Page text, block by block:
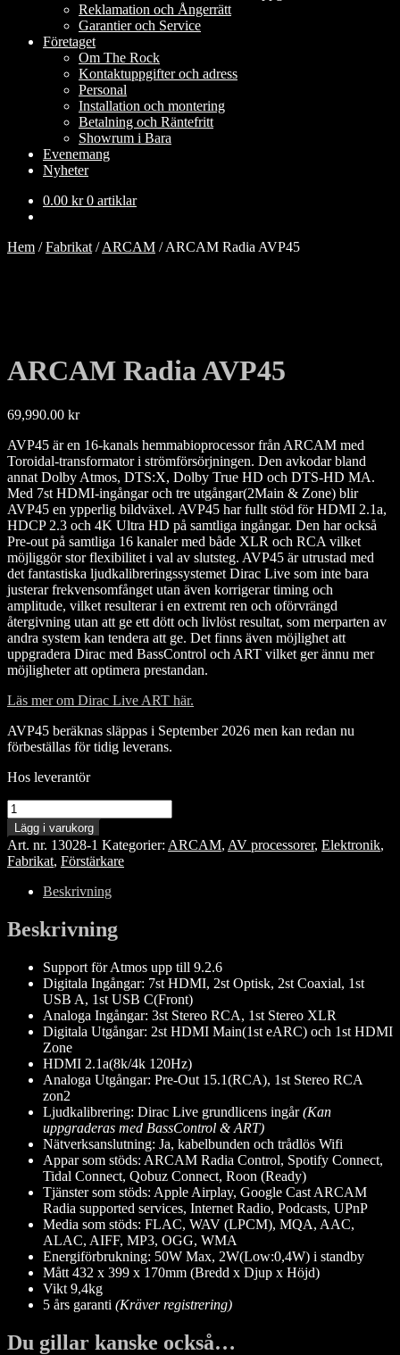
Reklamation och Ångerrätt
Garantier och Service
Företaget
Om The Rock
Kontaktuppgifter och adress
Personal
Installation och montering
Betalning och Räntefritt
Showrum i Bara
Evenemang
Nyheter
0.00 kr 0 artiklar
Hem /Fabrikat /ARCAM /ARCAM Radia AVP45
ARCAM Radia AVP45
69,990.00 kr
AVP45 är en 16-kanals hemmabioprocessor från ARCAM med
Toroidal-transformator i strömförsörjningen. Den avkodar bland
annat Dolby Atmos, DTS:X, Dolby True HD och DTS-HD MA.
Med 7st HDMI-ingångar och tre utgångar(2Main & Zone) blir
AVP45 en ypperlig bildväxel. AVP45 har fullt stöd för HDMI 2.1a,
HDCP 2.3 och 4K Ultra HD på samtliga ingångar. Den har också
Pre-out på samtliga 16 kanaler med både XLR och RCA vilket
möjliggör stor flexibilitet i val av slutsteg. AVP45 är utrustad med
det fantastiska ljudkalibreringssystemet Dirac Live som inte bara
justerar frekvensomfånget utan även korrigerar timing och
amplitude, vilket resulterar i en extremt ren och oförvrängd
återgivning utan att ge ett dött och livlöst resultat, som merparten av
andra system kan tendera att ge. Det finns även möjlighet att
uppgradera Dirac med BassControl och ART vilket ger ännu mer
möjligheter att optimera prestandan.
Läs mer om Dirac Live ART här.
AVP45 beräknas släppas i September 2026 men kan redan nu
förbeställas för tidig leverans.
Hos leverantör
ARCAM
Radia
AVP45
mängd
Lägg i varukorg
Art. nr. 13028-1 Kategorier: ARCAM, AV processorer, Elektronik,
Fabrikat, Förstärkare
Beskrivning
Beskrivning
Support för Atmos upp till 9.2.6
Digitala Ingångar: 7st HDMI, 2st Optisk, 2st Coaxial, 1st
USB A, 1st USB C(Front)
Analoga Ingångar: 3st Stereo RCA, 1st Stereo XLR
Digitala Utgångar: 2st HDMI Main(1st eARC) och 1st HDMI
Zone
HDMI 2.1a(8k/4k 120Hz)
Analoga Utgångar: Pre-Out 15.1(RCA), 1st Stereo RCA
zon2
Ljudkalibrering: Dirac Live grundlicens ingår(Kan
uppgraderas med BassControl & ART)
Nätverksanslutning: Ja, kabelbunden och trådlös Wifi
Appar som stöds: ARCAM Radia Control, Spotify Connect,
Tidal Connect, Qobuz Connect, Roon (Ready)
Tjänster som stöds: Apple Airplay, Google Cast ARCAM
Radia supported services, Internet Radio, Podcasts, UPnP
Media som stöds: FLAC, WAV (LPCM), MQA, AAC,
ALAC, AIFF, MP3, OGG, WMA
Energiförbrukning: 50W Max, 2W(Low:0,4W) i standby
Mått 432 x 399 x 170mm (Bredd x Djup x Höjd)
Vikt 9,4kg
5 års garanti (Kräver registrering)
Du gillar kanske också…